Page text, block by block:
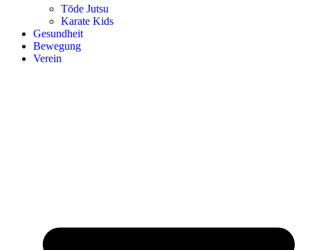
Tōde Jutsu
Kara­te Kids
Gesund­heit
Bewe­gung
Ver­ein